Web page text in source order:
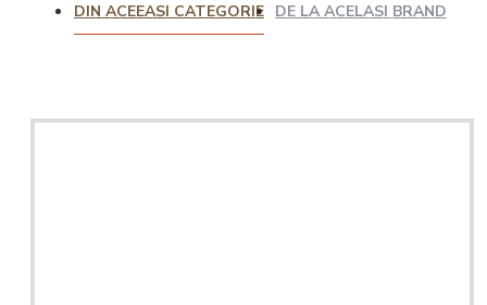
DIN ACEEASI CATEGORIE DE LA ACELASI BRAND